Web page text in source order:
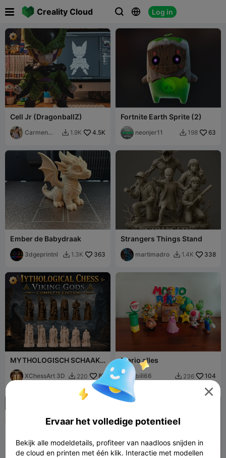
Creality Cloud   Log in
 
Cell Jr (DragonballZ)
Carmen
 1.9K 4.5K
Fortnite Earth Sprite (2)
neonjer11  198 63
Ember de Babydraak
3dgeprintnl  1.3K 363
Strangers Things Stand
martimadro  1.4K 338
MYTHOLOGISCH SCHAAK
Vikingengoden – Complete
EditieXChessArt 3D  220 87
Mario alles
bill66  236 104


Ervaar het volledige potentieel
Bekijk alle modeldetails, profiteer van naadloos snijden in
de cloud en printen met één klik. Interactie met modellen